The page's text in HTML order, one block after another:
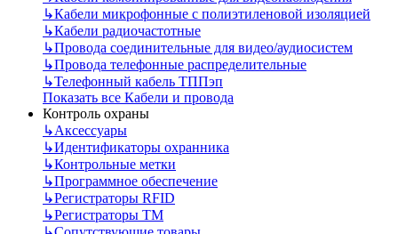
↳Кабели микрофонные с полиэтиленовой изоляцией
↳Кабели радиочастотные
↳Провода соединительные для видео/аудиосистем
↳Провода телефонные распределительные
↳Телефонный кабель ТППэп
Показать все Кабели и провода
Контроль охраны
↳Аксессуары
↳Идентификаторы охранника
↳Контрольные метки
↳Программное обеспечение
↳Регистраторы RFID
↳Регистраторы ТМ